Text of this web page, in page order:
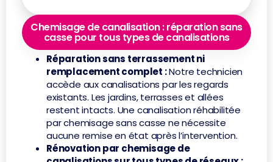
Chemisage de canalisation : réparation sans
casse pour tous types de canalisations
Réparation sans terrassement ni
remplacement complet :Notre technicien
accède aux canalisations par les regards
existants. Les jardins, terrasses et allées
restent intacts. Une canalisation réhabilitée
par chemisage sans casse ne nécessite
aucune remise en état après l’intervention.
Rénovation par chemisage de